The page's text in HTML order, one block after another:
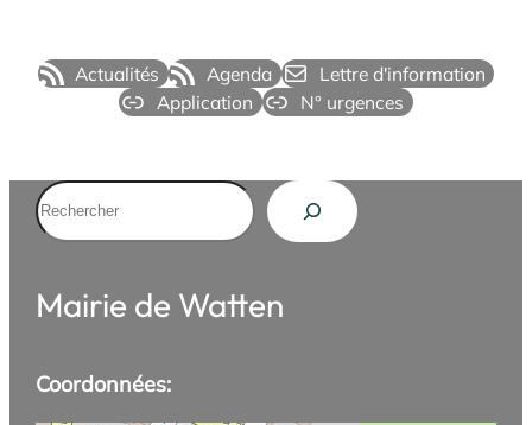
Actualités Agenda
Lettre d'information
Application
N° urgences
Rechercher
Mairie de Watten
Coordonnées: